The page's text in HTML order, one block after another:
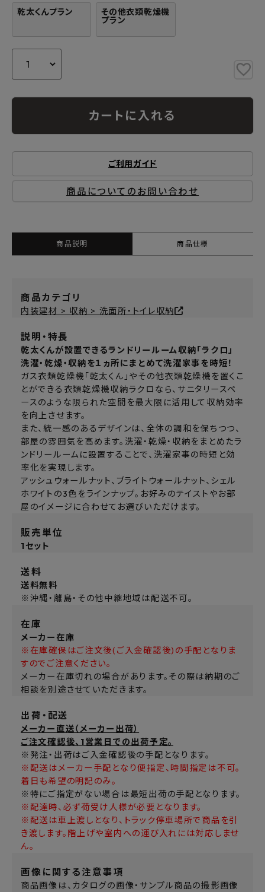
乾太くんプラン その他衣類乾燥機
プラン
カートに入れる
ご利用ガイド
商品についてのお問い合わせ
商品説明 商品仕様
商品カテゴリ
内装建材 > 収納 > 洗面所・トイレ収納
説明・特長
乾太くんが設置できるランドリールーム収納「ラクロ」
洗濯・乾燥・収納を１ヵ所にまとめて洗濯家事を時短！
ガス衣類乾燥機「乾太くん」やその他衣類乾燥機を置くこ
とができる衣類乾燥機収納ラクロなら、サニタリースペ
ースのような限られた空間を最大限に活用して収納効率
を向上させます。
また、統一感のあるデザインは、全体の調和を保ちつつ、
部屋の雰囲気を高めます。洗濯・乾燥・収納をまとめたラ
ンドリールームに設置することで、洗濯家事の時短と効
率化を実現します。
アッシュウォールナット、ブライトウォールナット、シェル
ホワイトの3色をラインナップ。お好みのテイストやお部
屋のイメージに合わせてお選びいただけます。
販売単位
1セット
送料
送料無料
※沖縄・離島・その他中継地域は配送不可。
在庫
メーカー在庫
※在庫確保はご注文後(ご入金確認後)の手配となりま
すのでご注意ください。
メーカー在庫切れの場合があります。その際は納期のご
相談を別途させていただきます。
出荷・配送
メーカー直送（メーカー出荷）
ご注文確認後、1営業日での出荷予定。
※発注・出荷はご入金確認後の手配となります。
※配送はメーカー手配となり便指定、時間指定は不可。
着日も希望の明記のみ。
※特にご指定がない場合は最短出荷の手配となります。
※配達時、必ず荷受け人様が必要となります。
※配送は車上渡しとなり、トラック停車場所で商品を引
き渡します。階上げや室内への運び入れには対応しませ
ん。
画像に関する注意事項
商品画像は、カタログの画像・サンプル商品の撮影画像